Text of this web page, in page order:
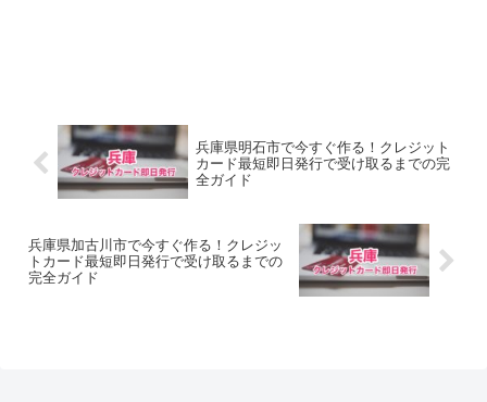
兵庫県明石市で今すぐ作る！クレジット
カード最短即日発行で受け取るまでの完
全ガイド
兵庫県加古川市で今すぐ作る！クレジッ
トカード最短即日発行で受け取るまでの
完全ガイド